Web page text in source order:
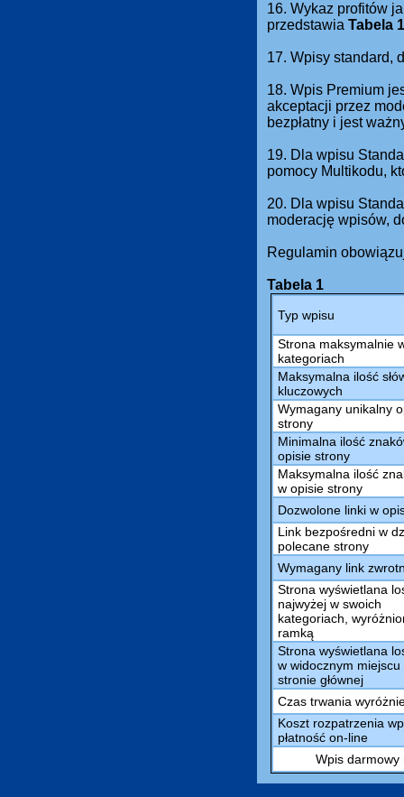
16. Wykaz profitów
przedstawia Tabela 1
17. Wpisy standard,
18. Wpis Premium
akceptacji przez
bezpłatny i jest
19. Dla wpisu
pomocy Multikodu,
20. Dla wpisu
moderację wpisów,
Regulamin
Tabela 1
Typ wpisu
Strona maksymalnie
kategoriach
Maksymalna ilość
kluczowych
Wymagany unikalny
strony
Minimalna ilość
opisie strony
Maksymalna ilość
w opisie strony
Dozwolone linki w
Link bezpośredni w
polecane strony
Wymagany link
Strona wyświetlana
najwyżej w swoich
kategoriach,
ramką
Strona wyświetlana
w widocznym miejscu
stronie głównej
Czas trwania
Koszt rozpatrzenia
płatność on-line
Wpis darmowy